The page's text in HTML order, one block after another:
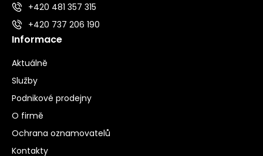
+420 481 357 315
+420 737 206 190
Informace
Aktuálně
Služby
Podnikové prodejny
O firmě
Ochrana oznamovatelů
Kontakty